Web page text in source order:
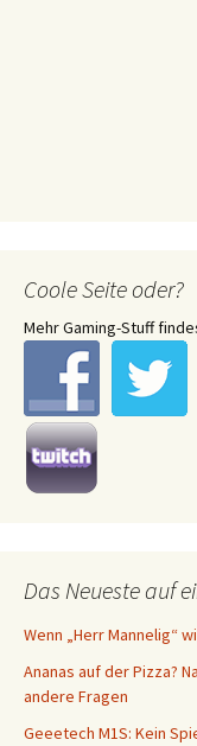
Coole Seite oder?
Mehr Gaming-Stuff
Das Neueste auf
Wenn „Herr Mannelig“
Ananas auf der Pizza?
andere Fragen
Geeetech M1S: Kein